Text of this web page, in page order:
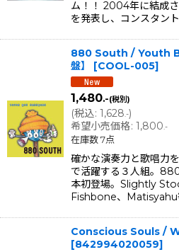
ム！！ 2004年に結成
を発表し、コンスタン
880 South / Youth
盤】
[COOL-005]
1,480.-(税別)
(税込: 1,628.-)
希望小売価格: 1,800.-
在庫数 7点
確かな演奏力と歌唱力
で活躍する３人組。
本初登場。Slightly
Fishbone、Matisyahu
Conscious Souls /
[842994020059]